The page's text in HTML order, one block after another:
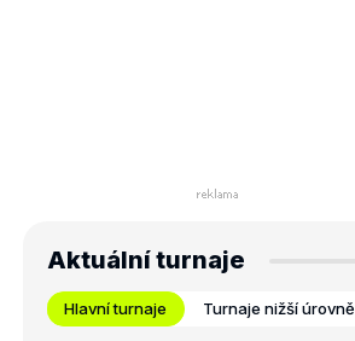
Aktuální turnaje
Hlavní turnaje Turnaje nižší úrovně